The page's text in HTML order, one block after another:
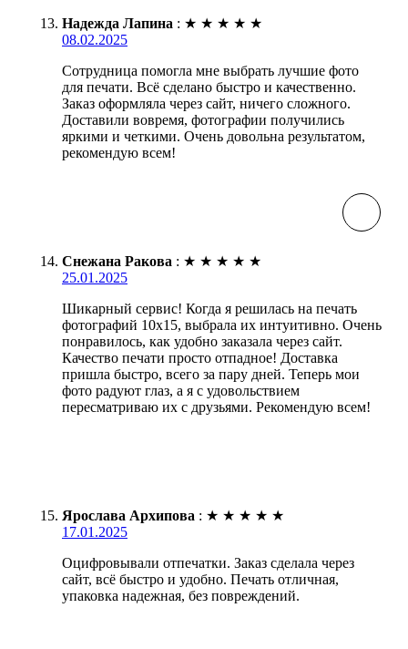
Надежда Лапина : ★ ★ ★ ★ ★
08.02.2025
Сотрудница помогла мне выбрать лучшие фото
для печати. Всё сделано быстро и качественно.
Заказ оформляла через сайт, ничего сложного.
Доставили вовремя, фотографии получились
яркими и четкими. Очень довольна результатом,
рекомендую всем!
Снежана Ракова : ★ ★ ★ ★ ★
25.01.2025
Шикарный сервис! Когда я решилась на печать
фотографий 10х15, выбрала их интуитивно. Очень
понравилось, как удобно заказала через сайт.
Качество печати просто отпадное! Доставка
пришла быстро, всего за пару дней. Теперь мои
фото радуют глаз, а я с удовольствием
пересматриваю их с друзьями. Рекомендую всем!
Ярослава Архипова : ★ ★ ★ ★ ★
17.01.2025
Оцифровывали отпечатки. Заказ сделала через
сайт, всё быстро и удобно. Печать отличная,
упаковка надежная, без повреждений.